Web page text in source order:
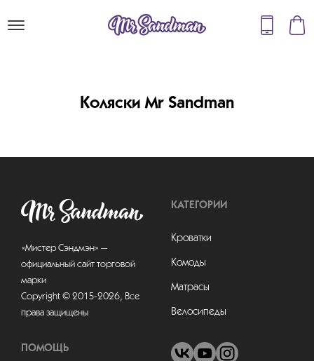
Коляски Mr Sandman
«Мистер Сэндмэн» —
официальный сайт торговой
марки
Copyright © 2015-2026, Все
права защищены
КАТЕГОРИИ
Кроватки
Комоды
Матрасы
Велосипеды
ПОМОЩЬ